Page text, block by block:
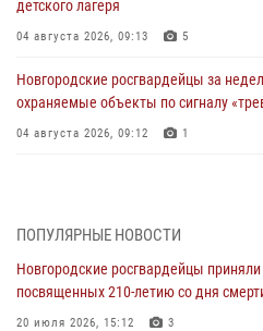
детского лагеря
04 августа 2026, 09:13 5
Новгородские росгвардейцы за
охраняемые объекты по сигналу
04 августа 2026, 09:12 1
В Великом Новгороде сотрудники
разрешительной работы Росгвардии
ПОПУЛЯРНЫЕ НОВОСТИ
Новгородские росгвардейцы
посвященных 210-летию со дня
20 июля 2026, 15:12 3